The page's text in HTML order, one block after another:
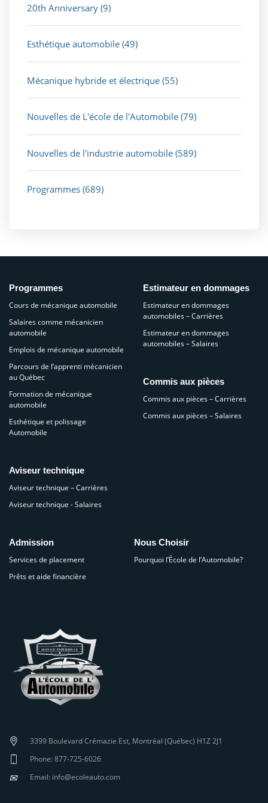
20th Anniversary (9)
Esthétique automobile (49)
Mécanique hybride et électrique (55)
Nouvelles de L'école de l'Automobile (79)
Nouvelles de l'industrie automobile (589)
Programmes (689)
3399 Boulevard Crémazie Est, Montréal (Québec) H1Z 2J1
Phone: 877-725-6026
✉ Email: info@ecoleauto.com
Programmes
Cours de mécanique automobile
Salaires comme mécanicien
automobile
Emplois de mécanique automobile
Parcours de l’apprenti mécanicien
au Québec
Formation de mécanique
automobile
Esthétique et polissage
Automobile
Aviseur technique
Aviseur technique – Carrières
Aviseur technique - Salaires
Estimateur en dommages
Estimateur en dommages
automobiles – Carrières
Estimateur en dommages
automobiles – Salaires
Commis aux pièces
Commis aux pièces – Carrières
Commis aux pièces – Salaires
Admission
Services de placement
Prêts et aide financière
Nous Choisir
Pourquoi l’École de l’Automobile?